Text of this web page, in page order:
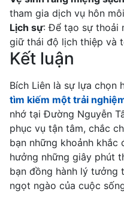
tham gia dịch vụ hôn
Lịch sự: Để tạo sự thoải
giữ thái độ lịch thiệp và
Kết luận
Bích Liên là sự lựa chọn
tìm kiếm một trải
nhớ tại Đường Nguyễn
phục vụ tận tâm, chắc
bạn những khoảnh khắc
hưởng những giây phút
bạn đồng hành lý tưởng
ngọt ngào của cuộc